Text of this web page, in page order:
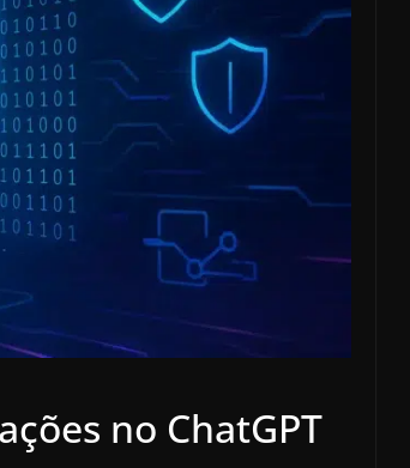
no ChatGPT